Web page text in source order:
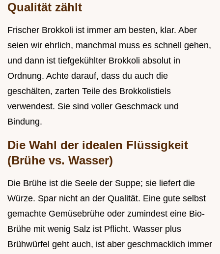
Qualität zählt
Frischer Brokkoli ist immer am besten, klar. Aber
seien wir ehrlich, manchmal muss es schnell gehen,
und dann ist tiefgekühlter Brokkoli absolut in
Ordnung. Achte darauf, dass du auch die
geschälten, zarten Teile des Brokkolistiels
verwendest. Sie sind voller Geschmack und
Bindung.
Die Wahl der idealen Flüssigkeit
(Brühe vs. Wasser)
Die Brühe ist die Seele der Suppe; sie liefert die
Würze. Spar nicht an der Qualität. Eine gute selbst
gemachte Gemüsebrühe oder zumindest eine Bio-
Brühe mit wenig Salz ist Pflicht. Wasser plus
Brühwürfel geht auch, ist aber geschmacklich immer